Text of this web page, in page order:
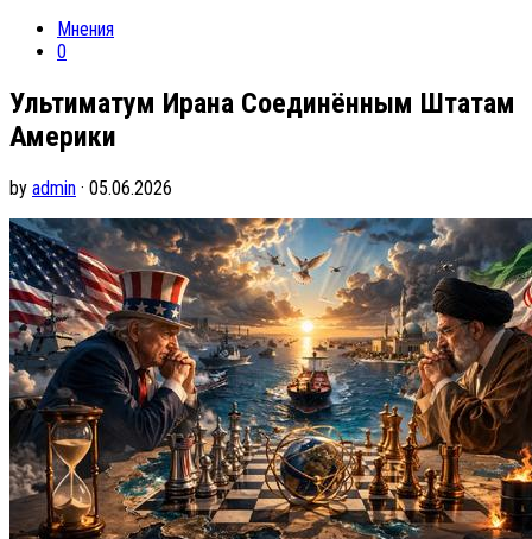
Мнения
0
Ультиматум Ирана Соединённым Штатам
Америки
by admin · 05.06.2026